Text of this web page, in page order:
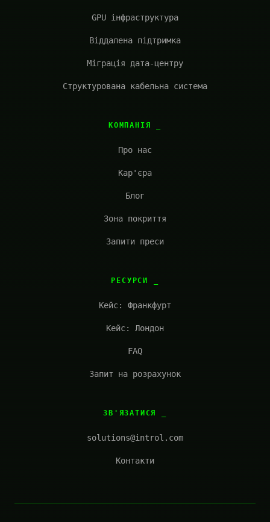
GPU інфраструктура
Віддалена підтримка
Міграція дата-центру
Структурована кабельна система
КОМПАНІЯ
Про нас
Кар'єра
Блог
Зона покриття
Запити преси
РЕСУРСИ
Кейс: Франкфурт
Кейс: Лондон
FAQ
Запит на розрахунок
ЗВ'ЯЗАТИСЯ
solutions@introl.com
Контакти